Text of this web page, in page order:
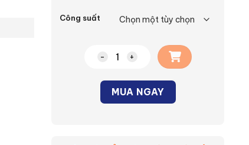
Công suất
Đèn Ray LED thanh thông minh số
MUA NGAY